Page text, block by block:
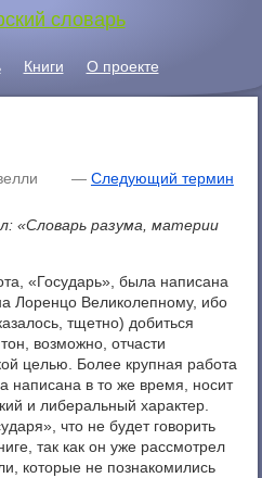
словарь
Книги О проекте
— Следующий термин
«Словарь разума, материи
«Государь», была написана
Лоренцо Великолепному, ибо
тщетно) добиться
возможно, отчасти
целью. Более крупная работа
написана в то же время, носит
и либеральный характер.
что не будет говорить
так как он уже рассмотрел
которые не познакомились